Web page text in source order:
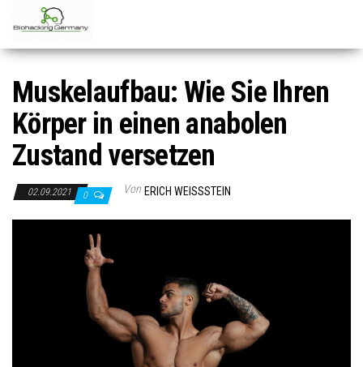
Inhalt
springen
Muskelaufbau: Wie Sie Ihren
Körper in einen anabolen
Zustand versetzen
02.09.2021 0 Von ERICH WEISSSTEIN